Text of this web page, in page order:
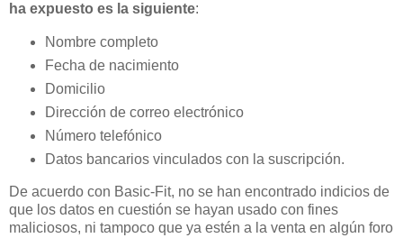
ha expuesto es la siguiente:
Nombre completo
Fecha de nacimiento
Domicilio
Dirección de correo electrónico
Número telefónico
Datos bancarios vinculados con la suscripción.
De acuerdo con Basic-Fit, no se han encontrado indicios de
que los datos en cuestión se hayan usado con fines
maliciosos, ni tampoco que ya estén a la venta en algún foro